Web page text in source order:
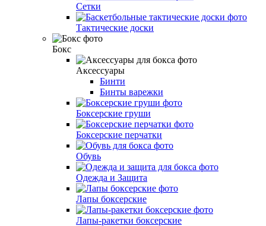
Сетки
Тактические доски
Бокс
Аксессуары
Бинти
Бинты варежки
Боксерские груши
Боксерские перчатки
Обувь
Одежда и Защита
Лапы боксерские
Лапы-ракетки боксерские